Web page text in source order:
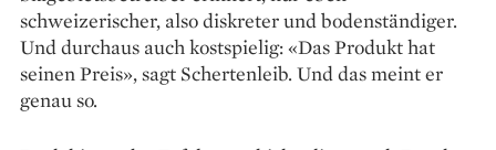
schweizerischer, also diskreter und bodenständiger.
Und durchaus auch kostspielig: «Das Produkt hat
seinen Preis», sagt Schertenleib. Und das meint er
genau so.